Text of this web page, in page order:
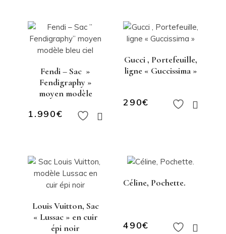
Fendi – Sac »
Fendigraphy »
moyen modèle
1.990€
Gucci , Portefeuille,
ligne « Guccissima »
290€
Louis Vuitton, Sac
« Lussac » en cuir
épi noir
Céline, Pochette.
490€